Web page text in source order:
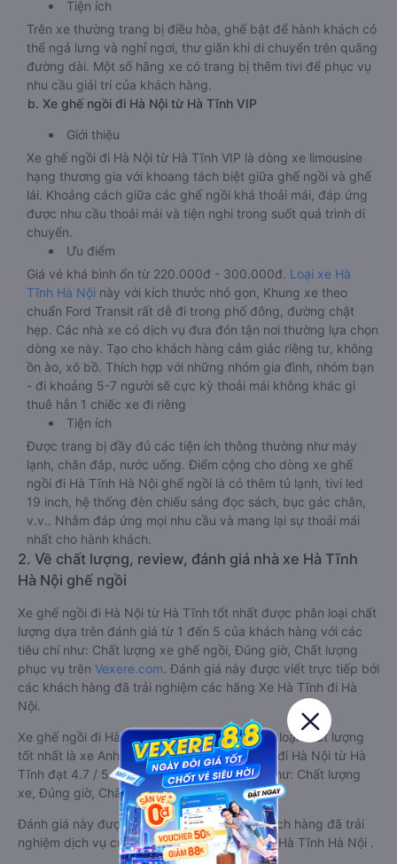
Tiện ích
Trên xe thường trang bị điều hòa, ghế bật để hành khách có
thể ngả lưng và nghỉ ngơi, thư giãn khi di chuyển trên quãng
đường dài. Một số hãng xe có trang bị thêm tivi để phục vụ
nhu cầu giải trí của khách hàng.
b. Xe ghế ngồi đi Hà Nội từ Hà Tĩnh VIP
Giới thiệu
Xe ghế ngồi đi Hà Nội từ Hà Tĩnh VIP là dòng xe limousine
hạng thương gia với khoang tách biệt giữa ghế ngồi và ghế
lái. Khoảng cách giữa các ghế ngồi khá thoải mái, đáp ứng
được nhu cầu thoải mái và tiện nghi trong suốt quá trình di
chuyển.
Ưu điểm
Giá vé khá bình ổn từ 220.000đ - 300.000đ. Loại xe Hà
Tĩnh Hà Nội này với kích thước nhỏ gọn, Khung xe theo
chuẩn Ford Transit rất dễ đi trong phố đông, đường chật
hẹp. Các nhà xe có dịch vụ đưa đón tận nơi thường lựa chọn
dòng xe này. Tạo cho khách hàng cảm giác riêng tư, không
ồn ào, xô bồ. Thích hợp với những nhóm gia đình, nhóm bạn
- đi khoảng 5-7 người sẽ cực kỳ thoải mái không khác gì
thuê hẳn 1 chiếc xe đi riêng
Tiện ích
Được trang bị đầy đủ các tiện ích thông thường như máy
lạnh, chăn đắp, nước uống. Điểm cộng cho dòng xe ghế
ngồi đi Hà Tĩnh Hà Nội ghế ngồi là có thêm tủ lạnh, tivi led
19 inch, hệ thống đèn chiếu sáng đọc sách, bục gác chân,
v.v.. Nhằm đáp ứng mọi nhu cầu và mang lại sự thoải mái
nhất cho hành khách.
2. Về chất lượng, review, đánh giá nhà xe Hà Tĩnh
Hà Nội ghế ngồi
Xe ghế ngồi đi Hà Nội từ Hà Tĩnh tốt nhất được phân loại chất
lượng dựa trên đánh giá từ 1 đến 5 của khách hàng với các
tiêu chí như: Chất lượng xe ghế ngồi, Đúng giờ, Chất lượng
phục vụ trên Vexere.com. Đánh giá này được viết trực tiếp bởi
các khách hàng đã trải nghiệm các hãng Xe Hà Tĩnh đi Hà
Nội.
Xe ghế ngồi đi Hà Nội từ Hà Tĩnh được phân loại chất lượng
tốt nhất là xe Anh Quốc Limousine (Hà Tĩnh) đi Hà Nội từ Hà
Tĩnh đạt 4.7 / 5 điểm dựa trên các tiêu chí như: Chất lượng
xe, Đúng giờ, Chất lượng phục vụ.
Đánh giá này được viết trực tiếp bởi các khách hàng đã trải
nghiệm dịch vụ của các hãng xe ghế ngồi đi Hà Tĩnh Hà Nội .